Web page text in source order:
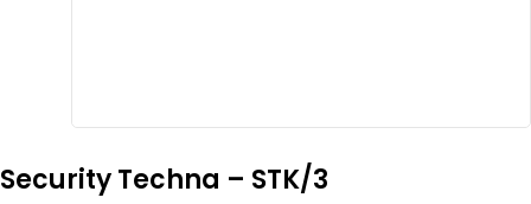
Security Techna – STK/3